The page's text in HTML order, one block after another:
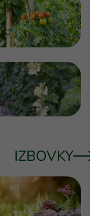
IZBOVKY